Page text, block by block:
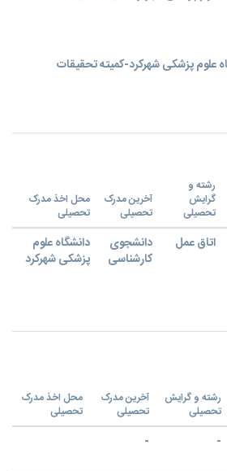
علوم پزشکی شهرکرد-کمیته تحقیقات
رشته و
گرایش
تحصیلی
آخرین مدرک
تحصیلی
محل اخذ مدرک
تحصیلی
اتاق عمل
دانشجوی
کارشناسی
دانشگاه علوم
پزشکی شهرکرد
رشته و گرایش
تحصیلی
آخرین مدرک
تحصیلی
محل اخذ مدرک
تحصیلی
-
-